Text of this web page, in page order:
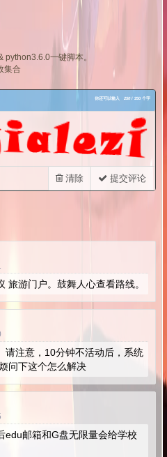
一键脚本。
集合
你还可以输入 250/ 250 个字
提交评论
清除
旅游门户。鼓舞人心查看路线。
请注意，10分钟不活动后，系统
问下这个怎么解决
edu邮箱和G盘无限量会给学校